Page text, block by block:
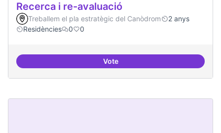
Recerca i re-avaluació
Treballem el pla estratègic del Canòdrom
2 anys
Residències
0 0
VoteRecerca i re-avaluació